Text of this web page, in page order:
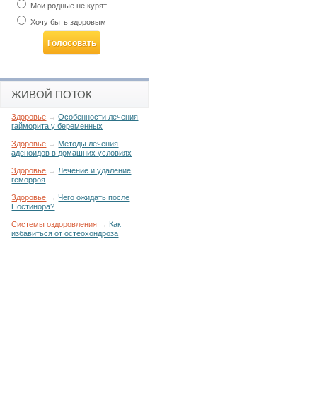
Мои родные не курят
Хочу быть здоровым
ЖИВОЙ ПОТОК
Здоровье →Особенности лечения
гайморита у беременных
Здоровье → Методы лечения
аденоидов в домашних условиях
Здоровье → Лечение и удаление
геморроя
Здоровье →Чего ожидать после
Постинора?
Системы оздоровления → Как
избавиться от остеохондроза